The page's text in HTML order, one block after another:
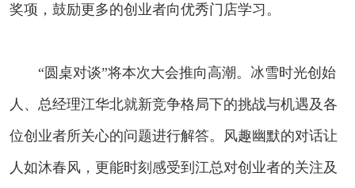
奖项，鼓励更多的创业者向优秀门店学习。
“圆桌对谈”将本次大会推向高潮。冰雪时光创始
人、总经理江华北就新竞争格局下的挑战与机遇及各
位创业者所关心的问题进行解答。风趣幽默的对话让
人如沐春风，更能时刻感受到江总对创业者的关注及